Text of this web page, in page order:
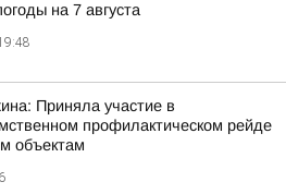
на 7 августа
Приняла участие в
профилактическом рейде
объектам